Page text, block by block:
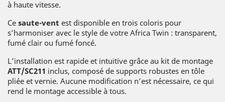
à haute vitesse.
Ce saute-vent est disponible en trois coloris pour
s’harmoniser avec le style de votre Africa Twin : transparent,
fumé clair ou fumé foncé.
L’installation est rapide et intuitive grâce au kit de montage
ATT/SC211 inclus, composé de supports robustes en tôle
pliée et vernie. Aucune modification n’est nécessaire, ce qui
rend le montage accessible à tous.